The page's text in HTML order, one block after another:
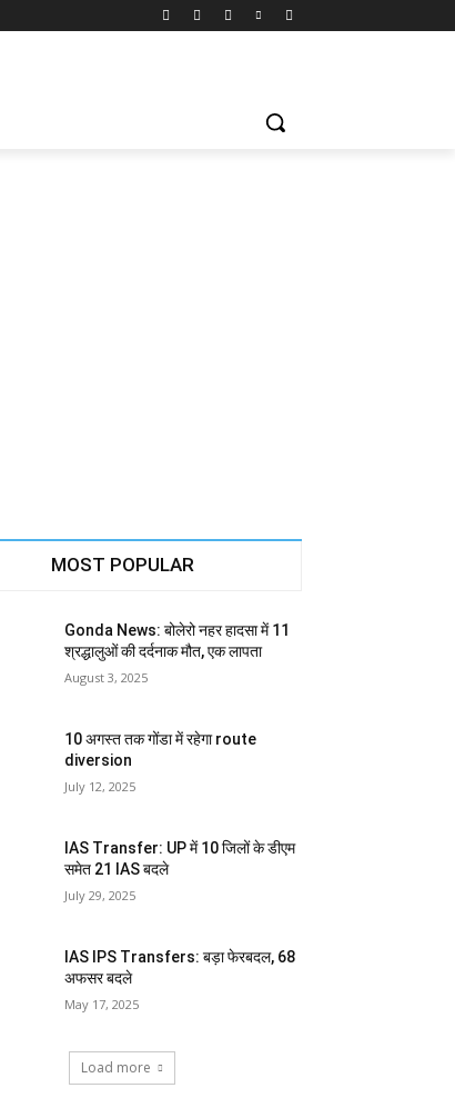
MOST POPULAR
Gonda News: बोलेरो नहर हादसा में 11
श्रद्धालुओं की दर्दनाक मौत, एक लापता
August 3, 2025
10 अगस्त तक गोंडा में रहेगा route
diversion
July 12, 2025
IAS Transfer: UP में 10 जिलों के डीएम
समेत 21 IAS बदले
July 29, 2025
IAS IPS Transfers: बड़ा फेरबदल, 68
अफसर बदले
May 17, 2025
Load more